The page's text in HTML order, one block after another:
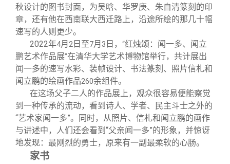
秋设计的图书封面，为吴晗、华罗庚、朱自清篆刻的印
章，还有他在西南联大西迁路上，沿途所绘的那几十幅
速写的人则更少。
2022年4月 2 日至7月 3 日， “红烛颂：闻一多、闻立
鹏艺术作品展”在清华大学艺术博物馆举行，共计展出
闻一多的速写水彩、装帧设计、书法篆刻、照片信札和
闻立鹏的绘画作品260余组件。
在这场父子二人的作品展上，观众很容易便能察觉
到一种传承的流动，看到诗人、学者、民主斗士之外的
“艺术家闻一多”。同时，从照片、信札和闻立鹏的画作
与讲述中，人们还会看到“父亲闻一多”的形象，并惊讶
地发现：最刚烈的勇士，原来有一副最柔软的心肠。
家书